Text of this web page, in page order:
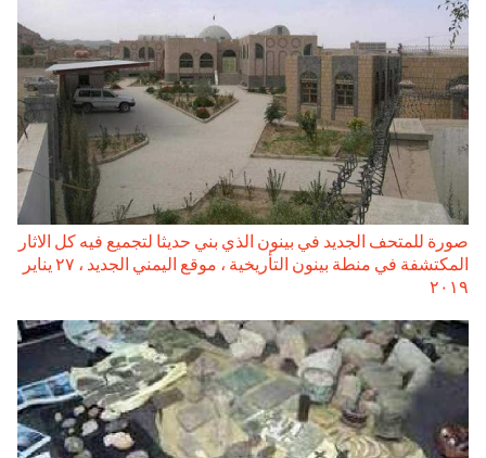
صورة للمتحف الجديد في بينون الذي بني حديثا لتجميع فيه كل الاثار
المكتشفة في منطة بينون التأريخية ، موقع اليمني الجديد ، ۲۷ يناير
۲۰۱۹